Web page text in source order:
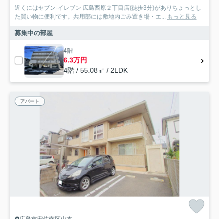
近くにはセブン-イレブン 広島西原２丁目店(徒歩3分)がありちょっとし
た買い物に便利です。共用部には敷地内ごみ置き場・エ...
もっと見る
募集中の部屋
4階
6.3万円
4階 / 55.08㎡ / 2LDK
アパート